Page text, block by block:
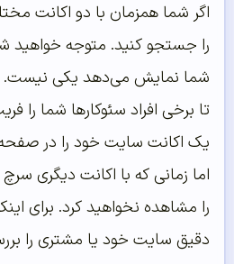
اگر شما همزمان با دو اکانت
را جستجو کنید. متوجه خواهید
شما نمایش می‌دهد یکی نیست.
تا برخی افراد سئوکارها شما را
یک اکانت سایت خود را در
اما زمانی که با اکانت دیگری
را مشاهده نخواهید کرد. برای
دقیق سایت خود یا مشتری را